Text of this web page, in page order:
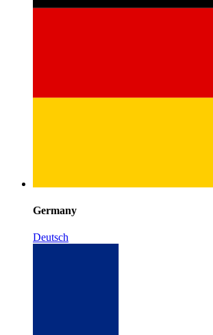
Germany
Deutsch